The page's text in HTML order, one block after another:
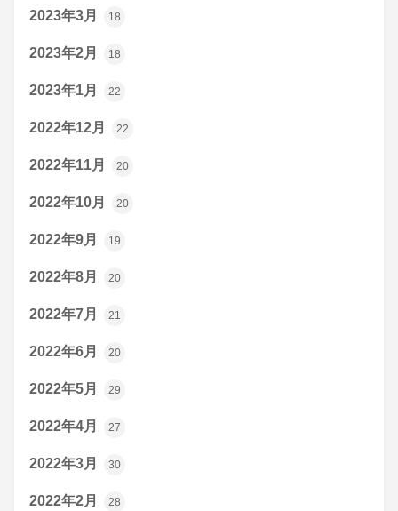
2023年3月 18
2023年2月 18
2023年1月 22
2022年12月 22
2022年11月 20
2022年10月 20
2022年9月 19
2022年8月 20
2022年7月 21
2022年6月 20
2022年5月 29
2022年4月 27
2022年3月 30
2022年2月 28